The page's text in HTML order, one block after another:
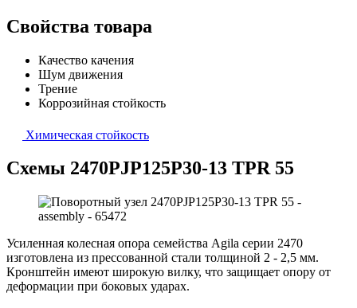
Свойства товара
Качество качения
Шум движения
Трение
Коррозийная стойкость
Химическая стойкость
Схемы 2470PJP125P30-13 TPR 55
Усиленная колесная опора семейства Agila серии 2470
изготовлена из прессованной стали толщиной 2 - 2,5 мм.
Кронштейн имеют широкую вилку, что защищает опору от
деформации при боковых ударах.